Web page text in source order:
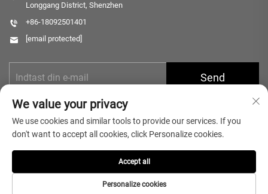
Longgang District, Shenzhen
+86-18092501401
[email protected]
Send
Copyright © 2025 Shenzhen Microlong Technology Co., Ltd. Alle
rettigheder forbeholdt. Privatlivspolitik
We value your privacy
We use cookies and similar tools to provide our services. If you
don't want to accept all cookies, click Personalize cookies.
Personalize cookies
Accept all